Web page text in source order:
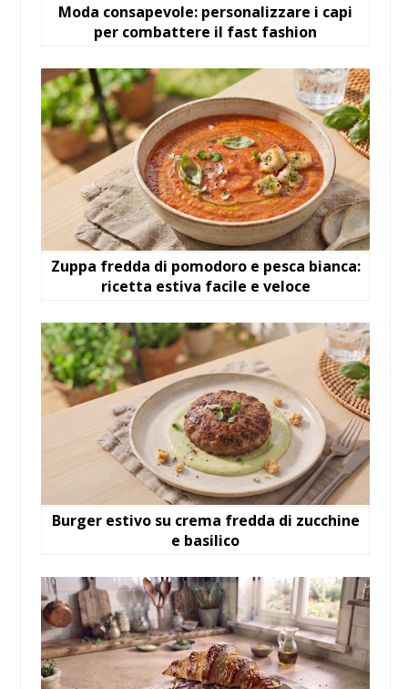
Moda consapevole: personalizzare i capi
per combattere il fast fashion
Zuppa fredda di pomodoro e pesca bianca:
ricetta estiva facile e veloce
Burger estivo su crema fredda di zucchine
e basilico